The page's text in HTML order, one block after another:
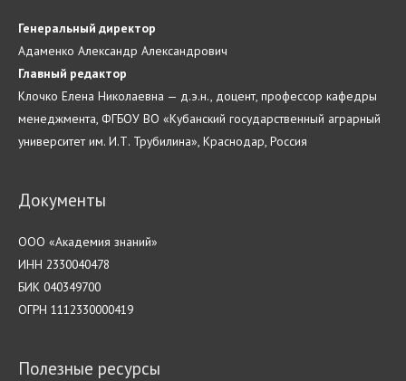
Генеральный директор
Адаменко Александр Александрович
Главный редактор
Клочко Елена Николаевна — д.э.н., доцент, профессор кафедры
менеджмента, ФГБОУ ВО «Кубанский государственный аграрный
университет им. И.Т. Трубилина», Краснодар, Россия
Документы
ООО «Академия знаний»
ИНН 2330040478
БИК 040349700
ОГРН 1112330000419
Полезные ресурсы